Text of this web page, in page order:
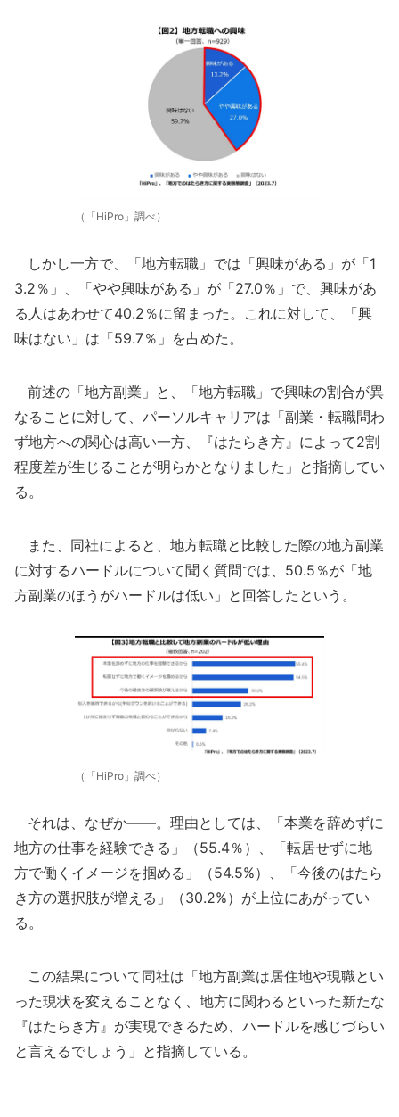
（「HiPro」調べ）
しかし一方で、「地方転職」では「興味がある」が「1
3.2％」、「やや興味がある」が「27.0％」で、興味があ
る人はあわせて40.2％に留まった。これに対して、「興
味はない」は「59.7％」を占めた。
前述の「地方副業」と、「地方転職」で興味の割合が異
なることに対して、パーソルキャリアは「副業・転職問わ
ず地方への関心は高い一方、『はたらき方』によって2割
程度差が生じることが明らかとなりました」と指摘してい
る。
また、同社によると、地方転職と比較した際の地方副業
に対するハードルについて聞く質問では、50.5％が「地
方副業のほうがハードルは低い」と回答したという。
（「HiPro」調べ）
それは、なぜか――。理由としては、「本業を辞めずに
地方の仕事を経験できる」（55.4％）、「転居せずに地
方で働くイメージを掴める」（54.5%）、「今後のはたら
き方の選択肢が増える」（30.2%）が上位にあがってい
る。
この結果について同社は「地方副業は居住地や現職とい
った現状を変えることなく、地方に関わるといった新たな
『はたらき方』が実現できるため、ハードルを感じづらい
と言えるでしょう」と指摘している。